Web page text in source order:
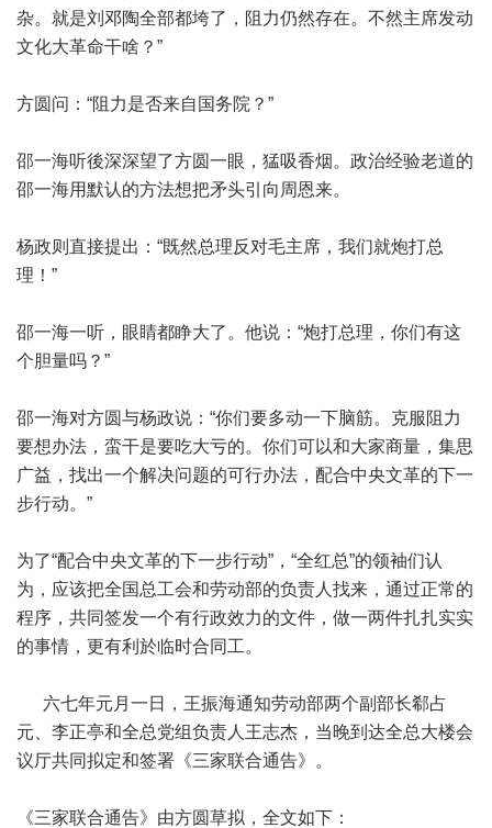
杂。就是刘邓陶全部都垮了，阻力仍然存在。不然主席发动
文化大革命干啥？”
方圆问：“阻力是否来自国务院？”
邵一海听後深深望了方圆一眼，猛吸香烟。政治经验老道的
邵一海用默认的方法想把矛头引向周恩来。
杨政则直接提出：“既然总理反对毛主席，我们就炮打总
理！”
邵一海一听，眼睛都睁大了。他说：“炮打总理，你们有这
个胆量吗？”
邵一海对方圆与杨政说：“你们要多动一下脑筋。克服阻力
要想办法，蛮干是要吃大亏的。你们可以和大家商量，集思
广益，找出一个解决问题的可行办法，配合中央文革的下一
步行动。”
为了“配合中央文革的下一步行动”，“全红总”的领袖们认
为，应该把全国总工会和劳动部的负责人找来，通过正常的
程序，共同签发一个有行政效力的文件，做一两件扎扎实实
的事情，更有利於临时合同工。
六七年元月一日，王振海通知劳动部两个副部长郗占
元、李正亭和全总党组负责人王志杰，当晚到达全总大楼会
议厅共同拟定和签署《三家联合通告》。
《三家联合通告》由方圆草拟，全文如下：